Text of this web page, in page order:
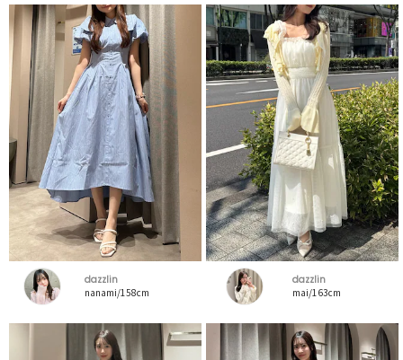
dazzlin
nanami/158cm
dazzlin
mai/163cm